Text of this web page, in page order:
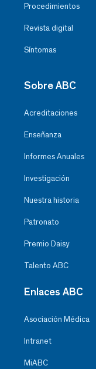
Procedimientos
Revista digital
Síntomas
Sobre ABC
Acreditaciones
Enseñanza
Informes Anuales
Investigación
Nuestra historia
Patronato
Premio Daisy
Talento ABC
Enlaces ABC
Asociación Médica
Intranet
MiABC